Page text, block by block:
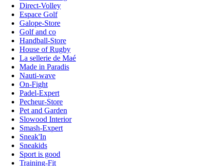
Direct-Volley
Espace Golf
Galope-Store
Golf and co
Handball-Store
House of Rugby
La sellerie de Maé
Made in Paradis
Nauti-wave
On-Fight
Padel-Expert
Pecheur-Store
Pet and Garden
Slowood Interior
Smash-Expert
Sneak'In
Sneakids
Sport is good
Training-Fit